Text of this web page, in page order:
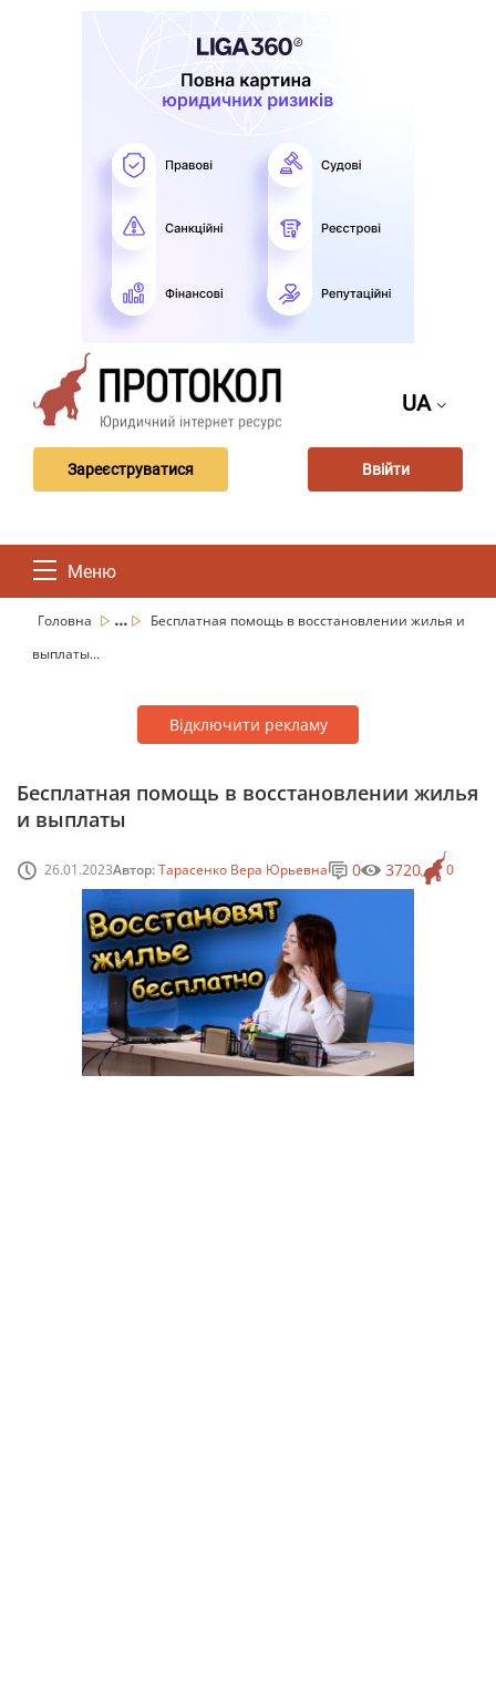
UA
Зареєструватися Ввійти
Меню
Головна ...
Бесплатная помощь в восстановлении жилья и
выплаты...
Відключити рекламу
Бесплатная помощь в восстановлении жилья
и выплаты
26.01.2023Автор:Тарасенко Вера Юрьевна 0
0 3720